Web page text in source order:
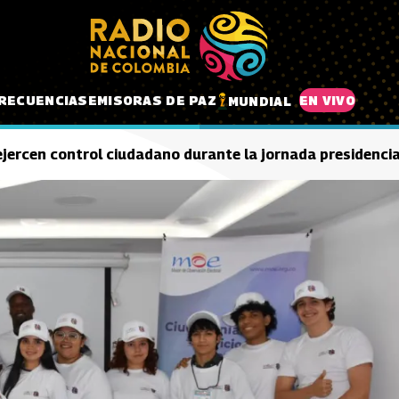
EMISORAS DE PAZ MUNDIAL EN VIVO
control ciudadano durante la jornada